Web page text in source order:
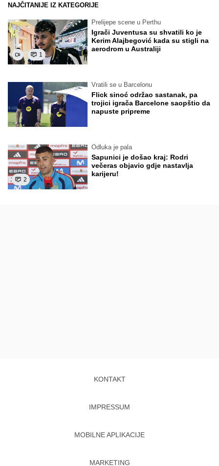
NAJČITANIJE IZ KATEGORIJE
1
Prelijepe scene u Perthu
Igrači Juventusa su shvatili ko je
Kerim Alajbegović kada su stigli na
aerodrom u Australiji
Vratili se u Barcelonu
Flick sinoć održao sastanak, pa
trojici igrača Barcelone saopštio da
napuste pripreme
2
Odluka je pala
Sapunici je došao kraj: Rodri
večeras objavio gdje nastavlja
karijeru!
KONTAKT
IMPRESSUM
MOBILNE APLIKACIJE
MARKETING